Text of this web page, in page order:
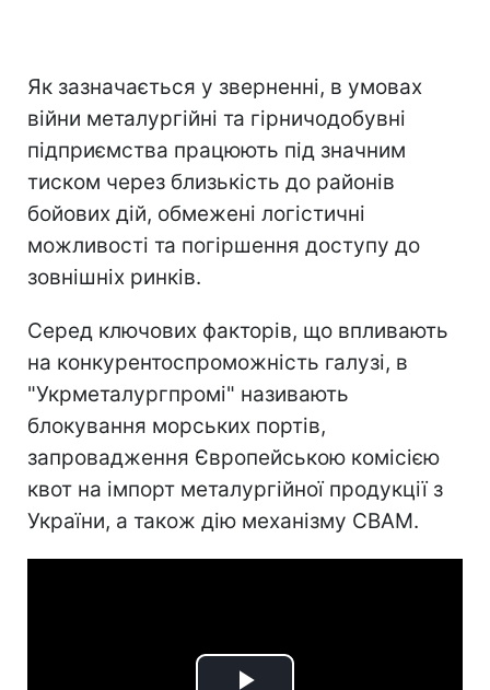
Як зазначається у зверненні, в умовах
війни металургійні та гірничодобувні
підприємства працюють під значним
тиском через близькість до районів
бойових дій, обмежені логістичні
можливості та погіршення доступу до
зовнішніх ринків.
Серед ключових факторів, що впливають
на конкурентоспроможність галузі, в
"Укрметалургпромі" називають
блокування морських портів,
запровадження Європейською комісією
квот на імпорт металургійної продукції з
України, а також дію механізму CBAM.